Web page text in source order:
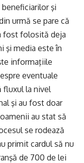
şi
urmă se pare că
fost folosită deja
şi media este în
informaţiile
eventuale
fluxul la nivel
şi au fost doar
au stat să
se rodează
primit cardul să nu
de 700 de lei